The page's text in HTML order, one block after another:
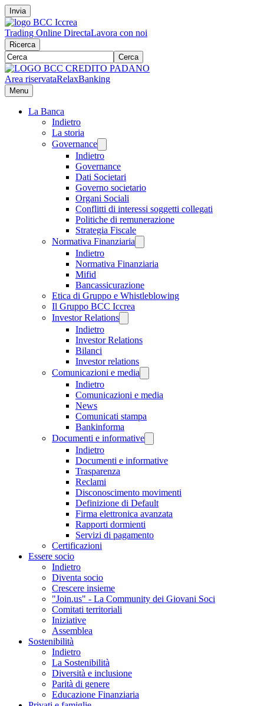
Invia
Trading Online DirectaLavora con noi
Ricerca
Cerca
Area riservataRelaxBanking
Menu
La Banca
Indietro
La storia
Governance
Indietro
Governance
Dati Societari
Governo societario
Organi Sociali
Conflitti di interessi soggetti collegati
Politiche di remunerazione
Strategia Fiscale
Normativa Finanziaria
Indietro
Normativa Finanziaria
Mifid
Bancassicurazione
Etica di Gruppo e Whistleblowing
Il Gruppo BCC Iccrea
Investor Relations
Indietro
Investor Relations
Bilanci
Investor relations
Comunicazioni e media
Indietro
Comunicazioni e media
News
Comunicati stampa
Bankinforma
Documenti e informative
Indietro
Documenti e informative
Trasparenza
Reclami
Disconoscimento movimenti
Definizione di Default
Firma elettronica avanzata
Rapporti dormienti
Servizi di pagamento
Certificazioni
Essere socio
Indietro
Diventa socio
Crescere insieme
"Join.us" - La Community dei Giovani Soci
Comitati territoriali
Iniziative
Assemblea
Sostenibilità
Indietro
La Sostenibilità
Diversità e inclusione
Parità di genere
Educazione Finanziaria